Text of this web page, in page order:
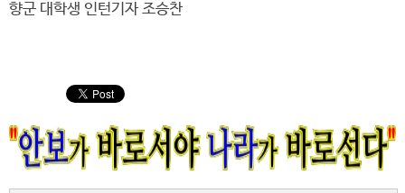
향군 대학생 인턴기자 조승찬